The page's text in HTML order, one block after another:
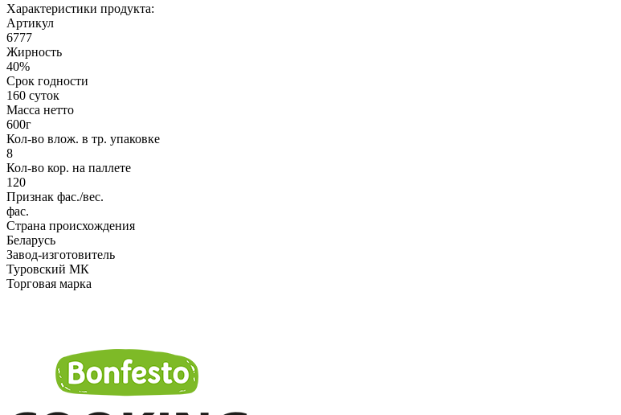
Характеристики продукта:
Артикул
6777
Жирность
40%
Срок годности
160 суток
Масса нетто
600г
Кол-во влож. в тр. упаковке
8
Кол-во кор. на паллете
120
Признак фас./вес.
фас.
Страна происхождения
Беларусь
Завод-изготовитель
Туровский МК
Торговая марка